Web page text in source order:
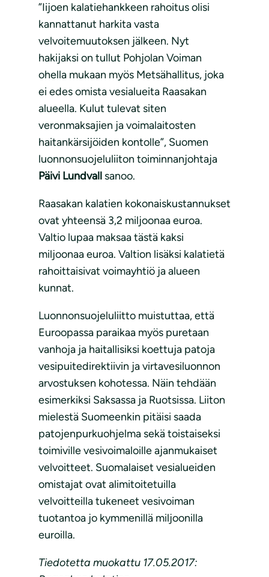
”Iijoen kalatiehankkeen rahoitus olisi
kannattanut harkita vasta
velvoitemuutoksen jälkeen. Nyt
hakijaksi on tullut Pohjolan Voiman
ohella mukaan myös Metsähallitus, joka
ei edes omista vesialueita Raasakan
alueella. Kulut tulevat siten
veronmaksajien ja voimalaitosten
haitankärsijöiden kontolle”, Suomen
luonnonsuojeluliiton toiminnanjohtaja
Päivi Lundvall sanoo.
Raasakan kalatien kokonaiskustannukset
ovat yhteensä 3,2 miljoonaa euroa.
Valtio lupaa maksaa tästä kaksi
miljoonaa euroa. Valtion lisäksi kalatietä
rahoittaisivat voimayhtiö ja alueen
kunnat.
Luonnonsuojeluliitto muistuttaa, että
Euroopassa paraikaa myös puretaan
vanhoja ja haitallisiksi koettuja patoja
vesipuitedirektiivin ja virtavesiluonnon
arvostuksen kohotessa. Näin tehdään
esimerkiksi Saksassa ja Ruotsissa. Liiton
mielestä Suomeenkin pitäisi saada
patojenpurkuohjelma sekä toistaiseksi
toimiville vesivoimaloille ajanmukaiset
velvoitteet. Suomalaiset vesialueiden
omistajat ovat alimitoitetuilla
velvoitteilla tukeneet vesivoiman
tuotantoa jo kymmenillä miljoonilla
euroilla.
Tiedotetta muokattu 17.05.2017: